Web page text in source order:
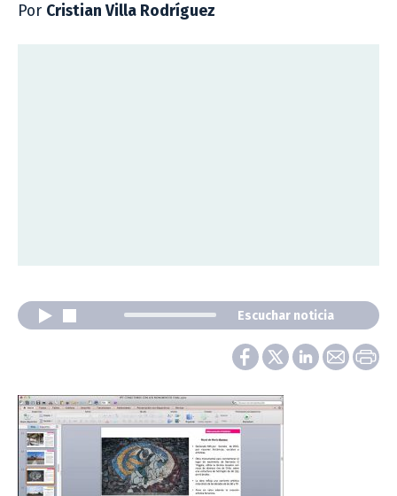
Por Cristian Villa Rodríguez
Escuchar noticia